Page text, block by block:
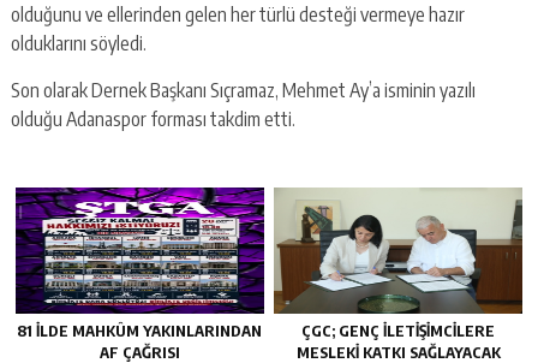
olduğunu ve ellerinden gelen her türlü desteği vermeye hazır
olduklarını söyledi.
Son olarak Dernek Başkanı Sıçramaz, Mehmet Ay’a isminin yazılı
olduğu Adanaspor forması takdim etti.
81 İLDE MAHKÛM YAKINLARINDAN
AF ÇAĞRISI
ÇGC; GENÇ ILETIŞIMCILERE
MESLEKI KATKI SAĞLAYACAK